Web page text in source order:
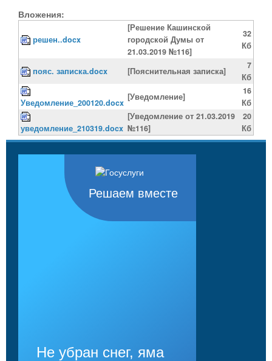
Вложения:
решен..docx
[Решение Кашинской
городской Думы от
21.03.2019 №116]
32
Кб
пояс. записка.docx [Пояснительная записка]
7
Кб
Уведомление_200120.docx
[Уведомление]
16
Кб
уведомление_210319.docx
[Уведомление от 21.03.2019
№116]
20
Кб
Решаем вместе
Не убран снег, яма